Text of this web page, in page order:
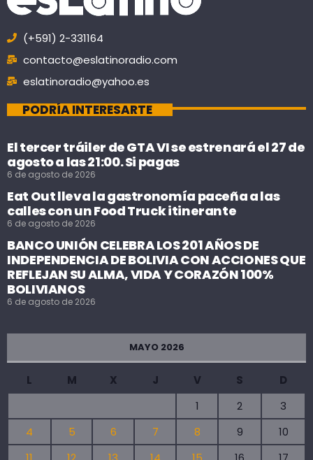
(+591) 2-331164
contacto@eslatinoradio.com
eslatinoradio@yahoo.es
PODRÍA INTERESARTE
El tercer tráiler de GTA VI se estrenará el 27 de
agosto a las 21:00. Si pagas
6 de agosto de 2026
Eat Out lleva la gastronomía paceña a las
calles con un Food Truck itinerante
6 de agosto de 2026
BANCO UNIÓN CELEBRA LOS 201 AÑOS DE
INDEPENDENCIA DE BOLIVIA CON ACCIONES QUE
REFLEJAN SU ALMA, VIDA Y CORAZÓN 100%
BOLIVIANOS
6 de agosto de 2026
MAYO 2026
L M X J V S
D
1
2
3
4
5 6 7 8 9
10